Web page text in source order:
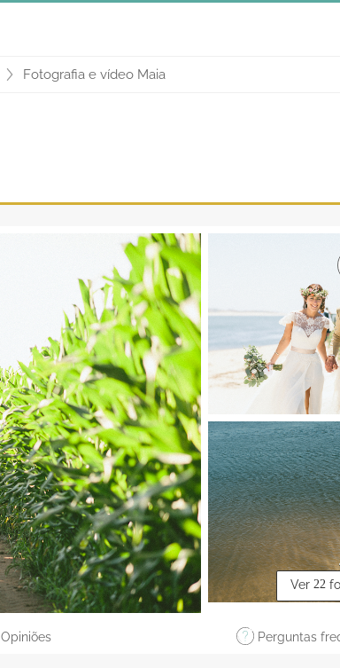
Fotografia e vídeo Maia
Ver 22
Opiniões Perguntas